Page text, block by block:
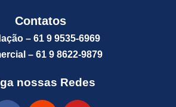
Contatos
– 61 9 9535-6969
– 61 9 8622-9879
nossas Redes